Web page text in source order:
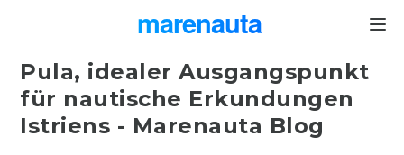
marenauta
Pula, idealer Ausgangspunkt
für nautische Erkundungen
Istriens - Marenauta Blog